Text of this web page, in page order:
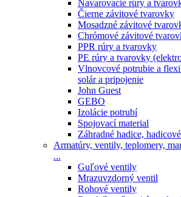
Navarovacie rúry a
Čierne závitové tvarovky
Mosadzné závitové
Chrómové závitové
PPR rúry a tvarovky
PE rúry a tvarovky
Vlnovcové potrubie a
solár a pripojenie
John Guest
GEBO
Izolácie potrubí
Spojovací material
Záhradné hadice,
Armatúry, ventily, teplomery,
...
Guľové ventily
Mrazuvzdorný ventil
Rohové ventily